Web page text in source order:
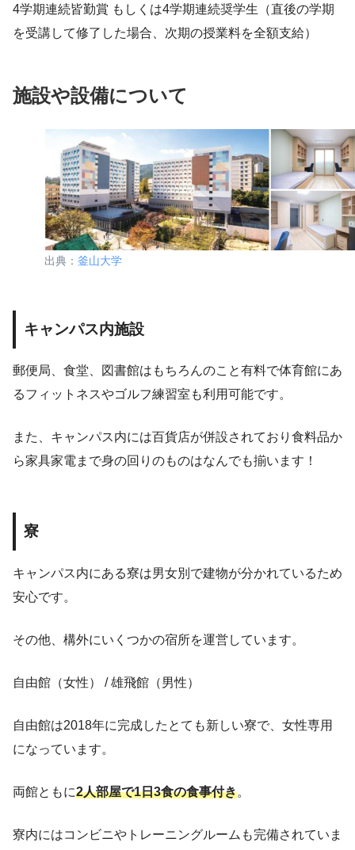
4学期連続皆勤賞 もしくは4学期連続奨学生（直後の学期
を受講して修了した場合、次期の授業料を全額支給）
施設や設備について
出典： 釜山大学
キャンパス内施設
郵便局、食堂、図書館はもちろんのこと有料で体育館にあ
るフィットネスやゴルフ練習室も利用可能です。
また、キャンパス内には百貨店が併設されており食料品か
ら家具家電まで身の回りのものはなんでも揃います！
寮
キャンパス内にある寮は男女別で建物が分かれているため
安心です。
その他、構外にいくつかの宿所を運営しています。
自由館（女性） / 雄飛館（男性）
自由館は2018年に完成したとても新しい寮で、女性専用
になっています。
両館ともに2人部屋で1日3食の食事付き。
寮内にはコンビニやトレーニングルームも完備されていま